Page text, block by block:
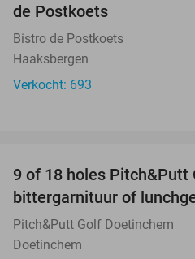
de Postkoets
Bistro de Postkoets
Haaksbergen
Verkocht: 693
9 of 18 holes Pitch&Putt
bittergarnituur of
Pitch&Putt Golf Doetinchem
Doetinchem